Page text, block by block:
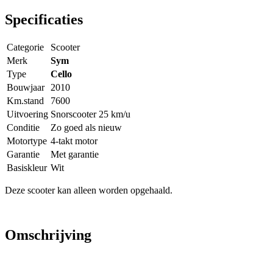
Specificaties
Categorie
Scooter
Merk
Sym
Type
Cello
Bouwjaar
2010
Km.stand
7600
Uitvoering Snorscooter 25 km/u
Conditie
Zo goed als nieuw
Motortype 4-takt motor
Garantie
Met garantie
Basiskleur Wit
Deze scooter kan alleen worden opgehaald.
Omschrijving